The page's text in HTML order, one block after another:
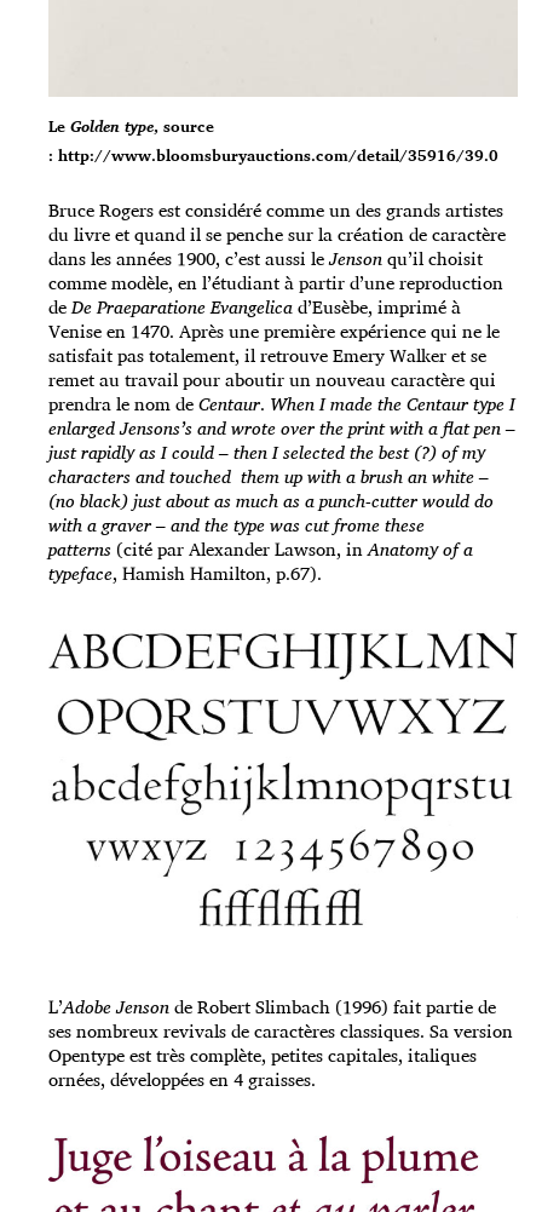
LeGolden type, source
: http://www.bloomsburyauctions.com/detail/35916/39.0
Bruce Rogers est considéré comme un des grands artistes
du livre et quand il se penche sur la création de caractère
dans les années 1900, c’est aussi leJensonqu’il choisit
comme modèle, en l’étudiant à partir d’une reproduction
deDe Praeparatione Evangelicad’Eusèbe, imprimé à
Venise en 1470. Après une première expérience qui ne le
satisfait pas totalement, il retrouve Emery Walker et se
remet au travail pour aboutir un nouveau caractère qui
prendra le nom deCentaur. When I made the Centaur type I
enlarged Jensons’s and wrote over the print with a flat pen –
just rapidly as I could – then I selected the best (?) of my
characters and touched them up with a brush an white –
(no black) just about as much as a punch-cutter would do
with a graver – and the type was cut frome these
patterns (cité par Alexander Lawson, inAnatomy of a
typeface, Hamish Hamilton, p.67).
L’Adobe Jensonde Robert Slimbach (1996) fait partie de
ses nombreux revivals de caractères classiques. Sa version
Opentype est très complète, petites capitales, italiques
ornées, développées en 4 graisses.